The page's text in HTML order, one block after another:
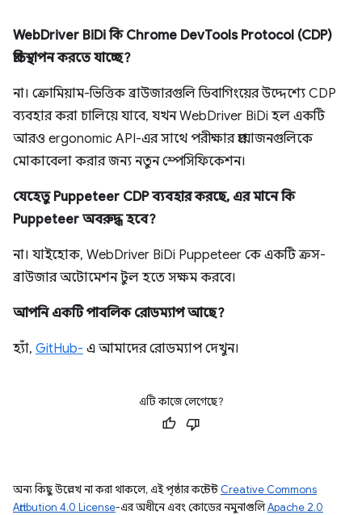
WebDriver BiDi কি Chrome DevTools Protocol (CDP)
প্রতিস্থাপন করতে যাচ্ছে?
না। ক্রোমিয়াম-ভিত্তিক ব্রাউজারগুলি ডিবাগিংয়ের উদ্দেশ্যে CDP
ব্যবহার করা চালিয়ে যাবে, যখন WebDriver BiDi হল একটি
আরও ergonomic API-এর সাথে পরীক্ষার প্রয়োজনগুলিকে
মোকাবেলা করার জন্য নতুন স্পেসিফিকেশন।
যেহেতু Puppeteer CDP ব্যবহার করছে, এর মানে কি
Puppeteer অবরুদ্ধ হবে?
না। যাইহোক, WebDriver BiDi Puppeteer কে একটি ক্রস-
ব্রাউজার অটোমেশন টুল হতে সক্ষম করবে।
আপনি একটি পাবলিক রোডম্যাপ আছে?
হ্যাঁ, GitHub- এ আমাদের রোডম্যাপ দেখুন।
এটি কাজে লেগেছে?
অন্য কিছু উল্লেখ না করা থাকলে, এই পৃষ্ঠার কন্টেন্ট Creative Commons
Attribution 4.0 License-এর অধীনে এবং কোডের নমুনাগুলিApache 2.0